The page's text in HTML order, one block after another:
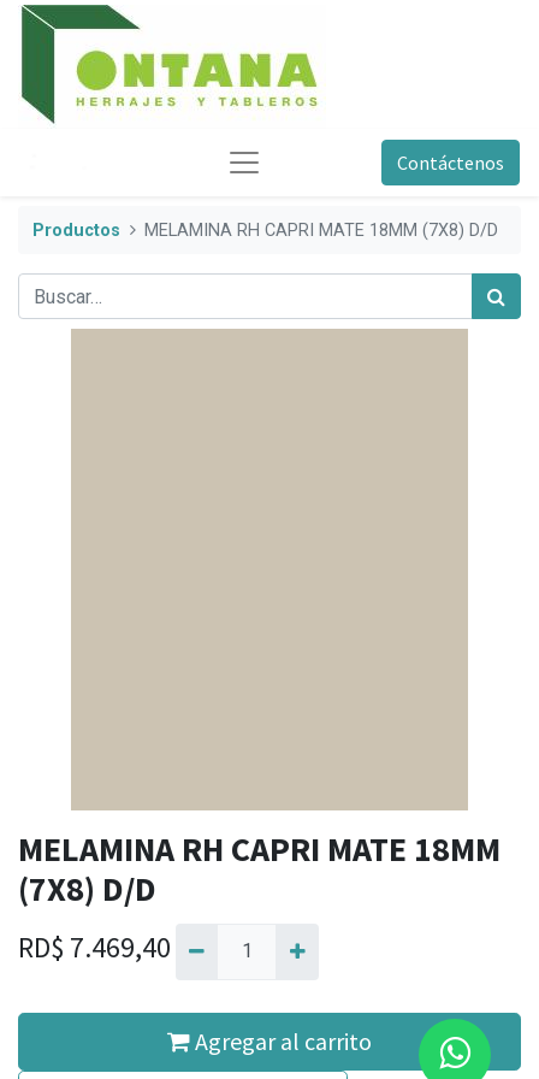
Contáctenos
Productos MELAMINA RH CAPRI MATE 18MM (7X8) D/D
MELAMINA RH CAPRI MATE 18MM
(7X8) D/D
RD$ 7.469,40
Agregar al carrito